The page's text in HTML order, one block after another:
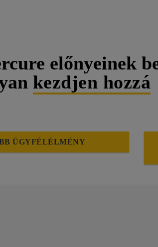
előnyeinek
kezdjen hozzá
ÜGYFÉLÉLMÉNY